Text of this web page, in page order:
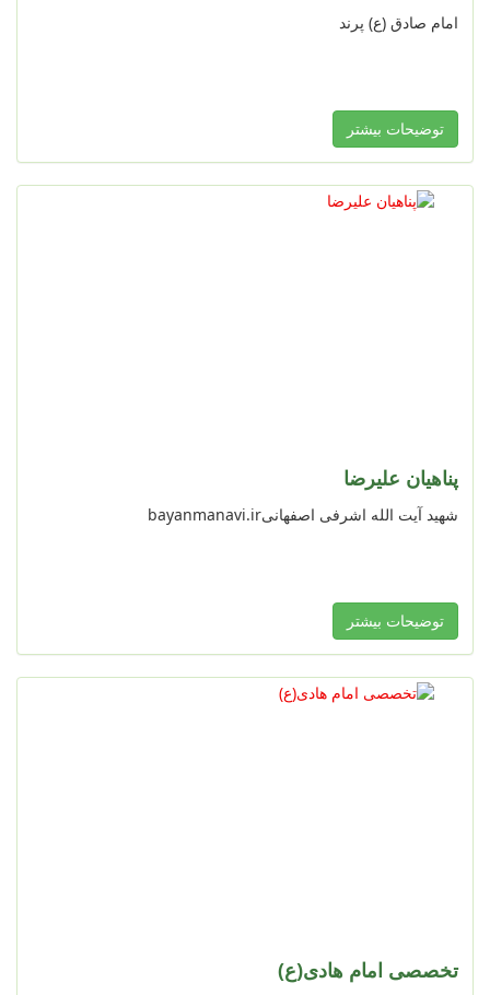
امام صادق (ع) پرند
توضیحات بیشتر
پناهیان علیرضا
شهید آیت الله اشرفی اصفهانیbayanmanavi.ir
توضیحات بیشتر
تخصصی امام هادی(ع)